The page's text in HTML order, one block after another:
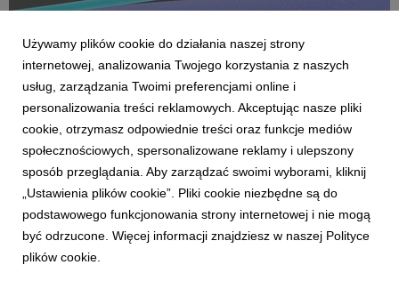
AKTUALNOŚCI
Dentsu wzmacnia kompetencje Business
Transformation w Polsce
27 kwietnia 2026
Dentsu rozwija w Polsce kompetencje Business
Transformation (BX), wzmacniając swoją pozycję w obszarze
transformacji biznesowej w erze AI. Zespół BX, którym
Używamy plików cookie do działania naszej strony
internetowej, analizowania Twojego korzystania z naszych
usług, zarządzania Twoimi preferencjami online i
personalizowania treści reklamowych. Akceptując nasze pliki
cookie, otrzymasz odpowiednie treści oraz funkcje mediów
społecznościowych, spersonalizowane reklamy i ulepszony
sposób przeglądania. Aby zarządzać swoimi wyborami, kliknij
„Ustawienia plików cookie”. Pliki cookie niezbędne są do
podstawowego funkcjonowania strony internetowej i nie mogą
być odrzucone. Więcej informacji znajdziesz w naszej Polityce
plików cookie.